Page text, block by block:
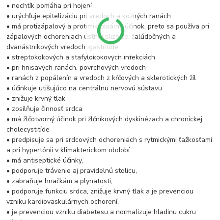
• nechtík pomáha pri hojení
• urýchľuje epitelizáciu pri vredoch a kožných ranách
• má protizápalový a protimikrobiálny účinok, preto sa používa pri
zápalových ochoreniach ústnej sliznice, žalúdočných a
dvanástnikových vredoch, gastritíde
• streptokokových a stafylokokových infekciách
• pri hnisavých ranách, povrchových vredoch
• ranách z popálenín a vredoch z kŕčových a sklerotických žíl
• účinkuje utišujúco na centrálnu nervovú sústavu
• znižuje krvný tlak
• zosilňuje činnosť srdca
• má žlčotvorný účinok pri žlčníkových dyskinézach a chronickej
cholecystitíde
• predpisuje sa pri srdcových ochoreniach s rytmickými ťažkosťami
a pri hypertónii v klimakterickom období
• má antiseptické účinky,
• podporuje trávenie aj pravidelnú stolicu,
• zabraňuje hnačkám a plynatosti,
• podporuje funkciu srdca, znižuje krvný tlak a je prevenciou
vzniku kardiovaskulárnych ochorení,
• je prevenciou vzniku diabetesu a normalizuje hladinu cukru